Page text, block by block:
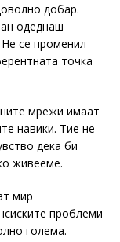
добар.
одеднаш
Не се променил
точка
мрежи имаат
навики. Тие не
дека би
живееме.
мир
проблеми
голема.